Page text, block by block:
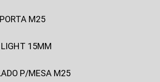
M25
LIGHT 15MM
P/MESA M25